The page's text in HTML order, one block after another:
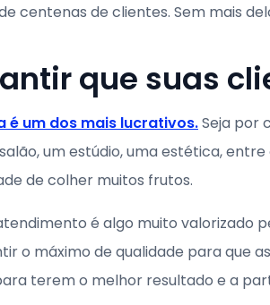
centenas de clientes. Sem mais
que suas
é um dos mais lucrativos.Seja por
um estúdio, uma estética,
de colher muitos frutos.
é algo muito valorizado
o máximo de qualidade para que
terem o melhor resultado e a